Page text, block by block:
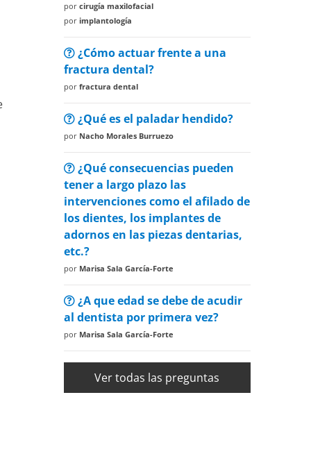
por cirugía maxilofacial
por implantología
¿Cómo actuar frente a una
fractura dental?
por fractura dental
¿Qué es el paladar hendido?
por Nacho Morales Burruezo
¿Qué consecuencias pueden
tener a largo plazo las
intervenciones como el afilado de
los dientes, los implantes de
adornos en las piezas dentarias,
etc.?
por Marisa Sala García-Forte
¿A que edad se debe de acudir
al dentista por primera vez?
por Marisa Sala García-Forte
Ver todas las preguntas